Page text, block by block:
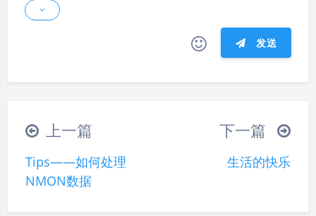
夜间模式
发送
|´・ω・)ノ ヾ(≧∇≦*)ゝ
(☆ω☆)
∠( ᐛ 」∠)＿
୧(๑•̀⌄•́๑)૭
(´இ皿இ｀)
(╯°A°)╯︵○○○
φ(￣∇￣o)
上一篇
Tips——如何处理
NMON数据
下一篇
生活的快乐